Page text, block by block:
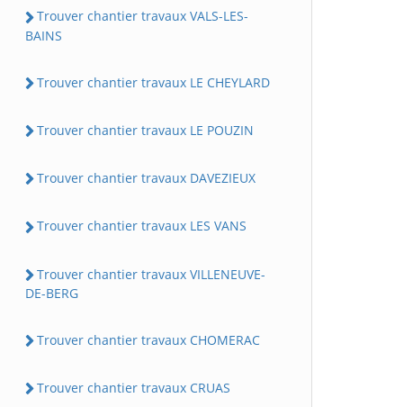
Trouver chantier travaux VALS-LES-
BAINS
Trouver chantier travaux LE CHEYLARD
Trouver chantier travaux LE POUZIN
Trouver chantier travaux DAVEZIEUX
Trouver chantier travaux LES VANS
Trouver chantier travaux VILLENEUVE-
DE-BERG
Trouver chantier travaux CHOMERAC
Trouver chantier travaux CRUAS